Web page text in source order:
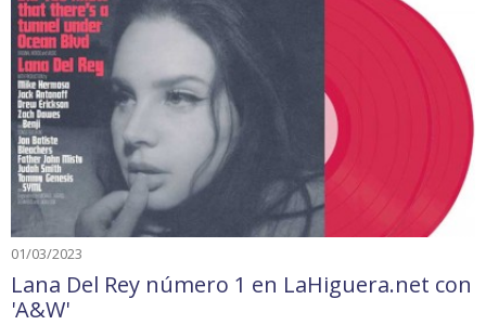
01/03/2023
Lana Del Rey número 1 en LaHiguera.net con
'A&W'